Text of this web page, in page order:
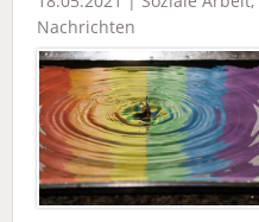
Nachrichten